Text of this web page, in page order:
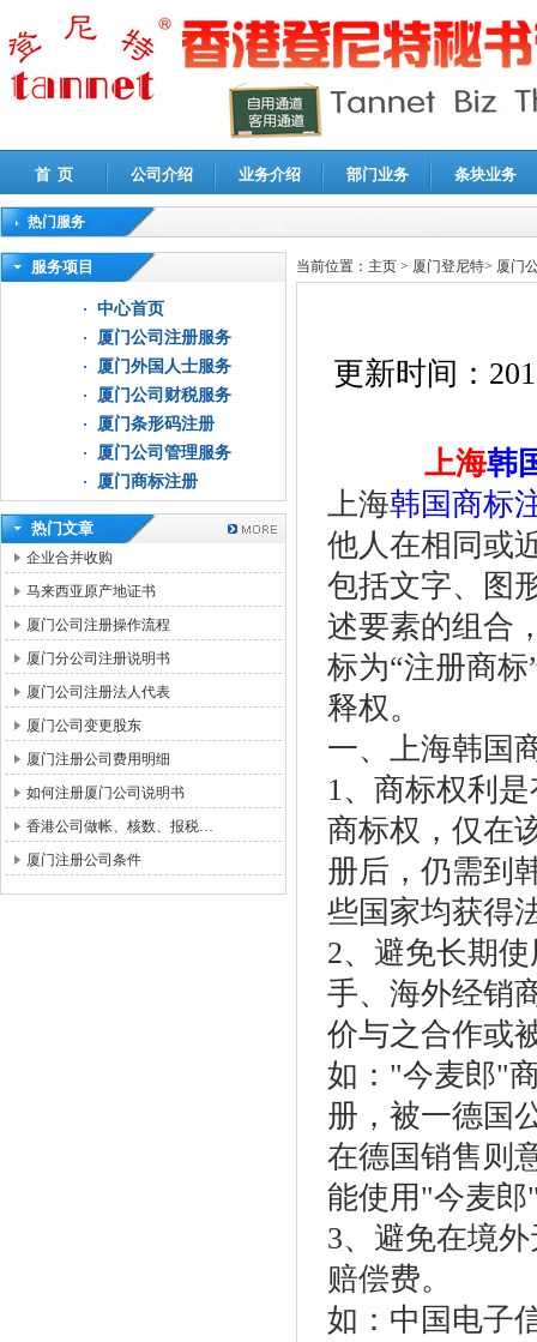
首 页 公司介绍 业务介绍 部门业务 条块业务
热门服务
高新技术企业认定审计|企业所得税汇算清缴申报鉴证
服务项目
中心首页
厦门公司注册服务
厦门外国人士服务
厦门公司财税服务
厦门条形码注册
厦门公司管理服务
厦门商标注册
热门文章
企业合并收购
马来西亚原产地证书
厦门公司注册操作流程
厦门分公司注册说明书
厦门公司注册法人代表
厦门公司变更股东
厦门注册公司费用明细
如何注册厦门公司说明书
香港公司做帐、核数、报税…
厦门注册公司条件
当前位置： 主页 > 厦门登尼特> 厦门
更新时间：
上海韩
上海韩国商标
他人在相同或
包括文字、图
述要素的组合
标为“注册商
释权。
一、上海韩国
1、商标权利
商标权，仅在
册后，仍需到
些国家均获得
2、避免长期
手、海外经销
价与之合作或
如："今麦郎"
册，被一德国
在德国销售则
能使用"今麦郎
3、避免在境
赔偿费。
如：中国电子